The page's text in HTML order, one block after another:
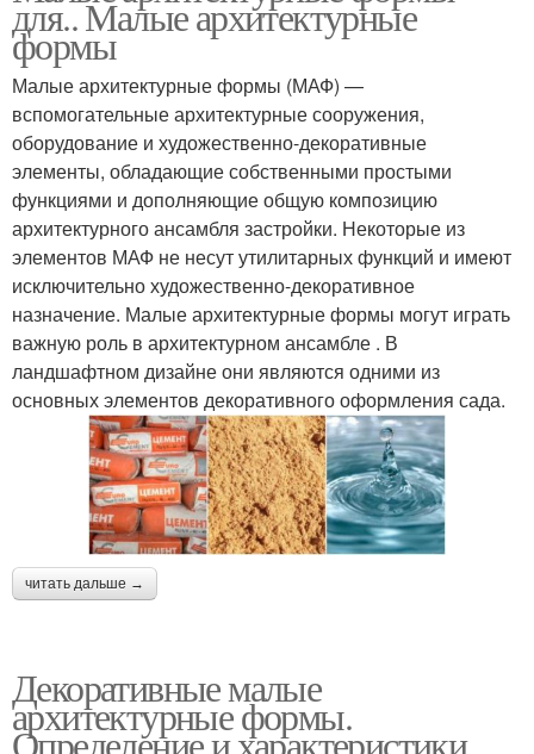
для.. Малые архитектурные
формы
Малые архитектурные формы (МАФ) —
вспомогательные архитектурные сооружения,
оборудование и художественно-декоративные
элементы, обладающие собственными простыми
функциями и дополняющие общую композицию
архитектурного ансамбля застройки. Некоторые из
элементов МАФ не несут утилитарных функций и имеют
исключительно художественно-декоративное
назначение. Малые архитектурные формы могут играть
важную роль в архитектурном ансамбле . В
ландшафтном дизайне они являются одними из
основных элементов декоративного оформления сада.
читать дальше →
Декоративные малые
архитектурные формы.
Определение и характеристики